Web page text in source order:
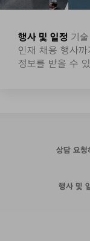
행사 및 일정 기
인재 채용 행사
정보를 받을 수
상담 요청
행사 및